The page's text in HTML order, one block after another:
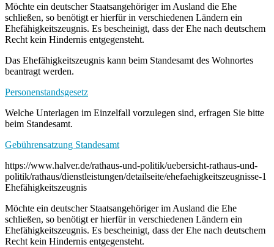
Möchte ein deutscher Staatsangehöriger im Ausland die Ehe
schließen, so benötigt er hierfür in verschiedenen Ländern ein
Ehefähigkeitszeugnis. Es bescheinigt, dass der Ehe nach deutschem
Recht kein Hindernis entgegensteht.
Das Ehefähigkeitszeugnis kann beim Standesamt des Wohnortes
beantragt werden.
Personenstandsgesetz
Welche Unterlagen im Einzelfall vorzulegen sind, erfragen Sie bitte
beim Standesamt.
Gebührensatzung Standesamt
https://www.halver.de/rathaus-und-politik/uebersicht-rathaus-und-
politik/rathaus/dienstleistungen/detailseite/ehefaehigkeitszeugnisse-1
Ehefähigkeitszeugnis
Möchte ein deutscher Staatsangehöriger im Ausland die Ehe
schließen, so benötigt er hierfür in verschiedenen Ländern ein
Ehefähigkeitszeugnis. Es bescheinigt, dass der Ehe nach deutschem
Recht kein Hindernis entgegensteht.